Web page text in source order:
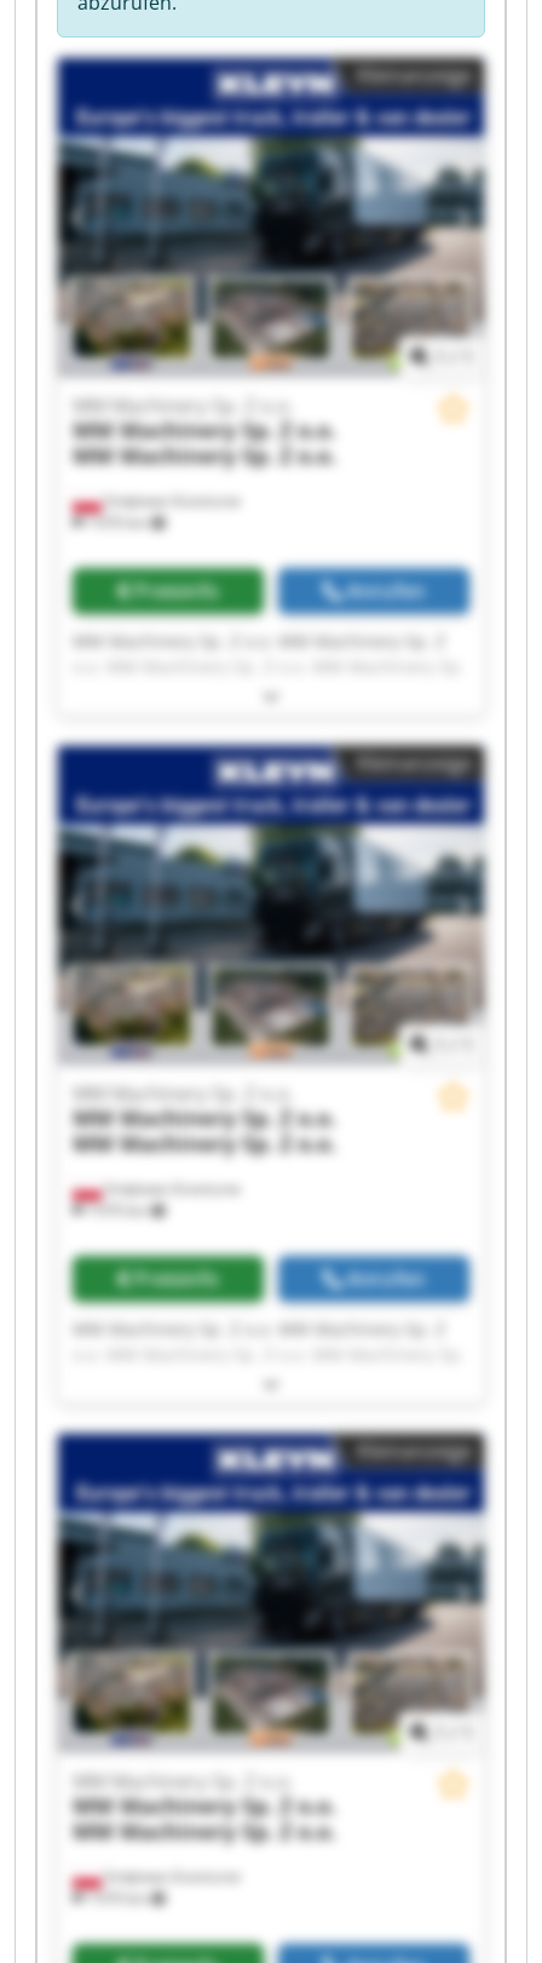
Kleinanzeige
Smętowo Graniczne
1’070 km
MM Machinery Sp. Z o.o.
MM Machinery Sp. Z o.o.
MM Machinery Sp. Z o.o.
Preisinfo Anrufen
MM Machinery Sp. Z o.o. MM Machinery Sp. Z
Z o.o. MM Machinery Sp. Z o.o. MM Machinery
Machinery Sp. Z o.o. MM Machinery Sp. Z o.o.
MM Machinery Sp. Z o.o. MM Machinery Sp. Z
o.o. MM Machinery Sp. Z o.o. MM Machinery Sp.
Z o.o. MM Machinery Sp. Z o.o. MM Machinery
Sp. Z o.o. MM Machinery Sp. Z o.o. MM
Machinery Sp. Z o.o. MM Machinery Sp. Z o.o.
MM Machinery Sp. Z o.o. MM Machinery Sp. Z
o.o.
Kleinanzeige
Smętowo Graniczne
1’070 km
MM Machinery Sp. Z o.o.
MM Machinery Sp. Z o.o.
MM Machinery Sp. Z o.o.
Preisinfo Anrufen
MM Machinery Sp. Z o.o. MM Machinery Sp. Z
Z o.o. MM Machinery Sp. Z o.o. MM Machinery
Machinery Sp. Z o.o. MM Machinery Sp. Z o.o.
MM Machinery Sp. Z o.o. MM Machinery Sp. Z
o.o. MM Machinery Sp. Z o.o. MM Machinery Sp.
Z o.o. MM Machinery Sp. Z o.o. MM Machinery
Sp. Z o.o. MM Machinery Sp. Z o.o. MM
Machinery Sp. Z o.o. MM Machinery Sp. Z o.o.
MM Machinery Sp. Z o.o. MM Machinery Sp. Z
o.o.
Kleinanzeige
Smętowo Graniczne
1’070 km
MM Machinery Sp. Z o.o.
MM Machinery Sp. Z o.o.
MM Machinery Sp. Z o.o.